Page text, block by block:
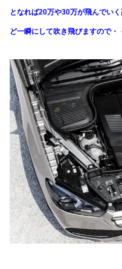
となれば20万や30万が飛んでい
ど一瞬にして吹き飛びますので・